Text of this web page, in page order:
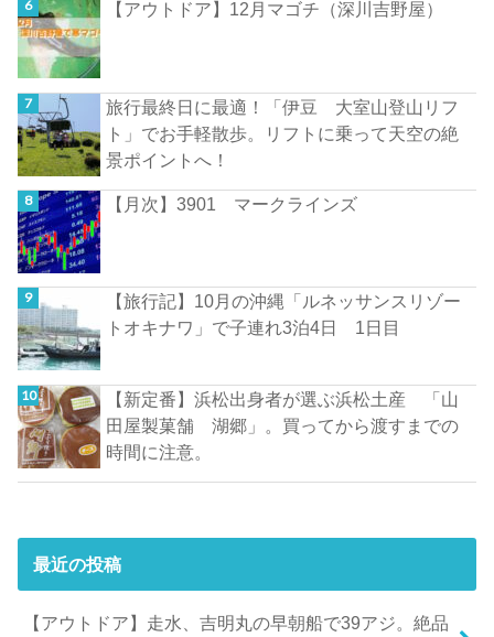
【アウトドア】12月マゴチ（深川吉野屋）
旅行最終日に最適！「伊豆 大室山登山リフ
ト」でお手軽散歩。リフトに乗って天空の絶
景ポイントへ！
【月次】3901 マークラインズ
【旅行記】10月の沖縄「ルネッサンスリゾー
トオキナワ」で子連れ3泊4日 1日目
【新定番】浜松出身者が選ぶ浜松土産 「山
田屋製菓舗 湖郷」。買ってから渡すまでの
時間に注意。
最近の投稿
【アウトドア】走水、吉明丸の早朝船で39アジ。絶品